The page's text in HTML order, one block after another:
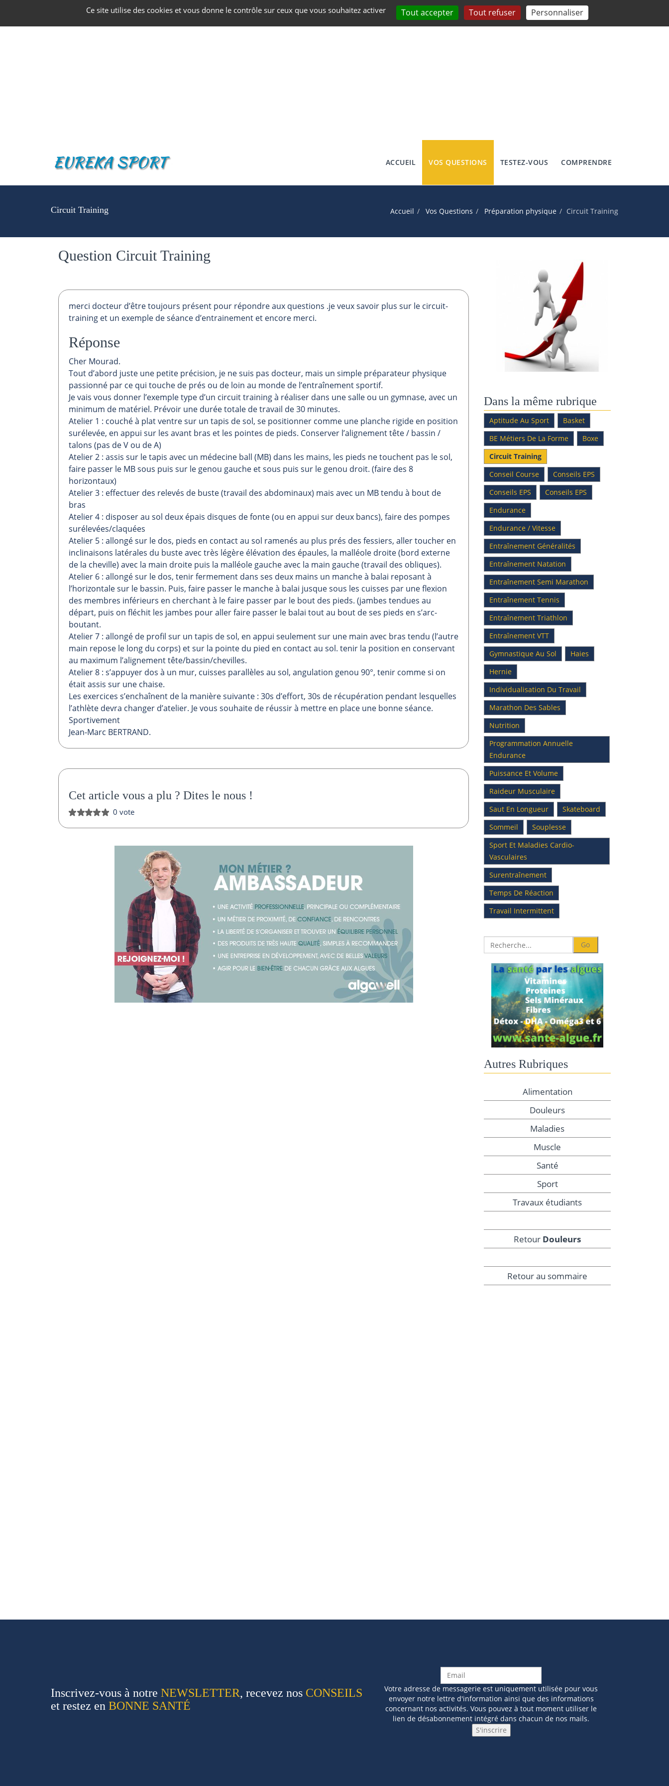
ACCUEIL VOS QUESTIONS TESTEZ-VOUS COMPRENDRE
Circuit Training Accueil Vos Questions Préparation physique Circuit Training
Question Circuit Training
merci docteur d’être toujours présent pour répondre aux questions .je veux savoir plus sur le circuit-
training et un exemple de séance d’entrainement et encore merci.
Réponse
Cher Mourad.
Tout d’abord juste une petite précision, je ne suis pas docteur, mais un simple préparateur physique
passionné par ce qui touche de prés ou de loin au monde de l’entraînement sportif.
Je vais vous donner l’exemple type d’un circuit training à réaliser dans une salle ou un gymnase, avec un
minimum de matériel. Prévoir une durée totale de travail de 30 minutes.
Atelier 1 : couché à plat ventre sur un tapis de sol, se positionner comme une planche rigide en position
surélevée, en appui sur les avant bras et les pointes de pieds. Conserver l’alignement tête / bassin /
talons (pas de V ou de A)
Atelier 2 : assis sur le tapis avec un médecine ball (MB) dans les mains, les pieds ne touchent pas le sol,
faire passer le MB sous puis sur le genou gauche et sous puis sur le genou droit. (faire des 8
horizontaux)
Atelier 3 : effectuer des relevés de buste (travail des abdominaux) mais avec un MB tendu à bout de
bras
Atelier 4 : disposer au sol deux épais disques de fonte (ou en appui sur deux bancs), faire des pompes
surélevées/claquées
Atelier 5 : allongé sur le dos, pieds en contact au sol ramenés au plus prés des fessiers, aller toucher en
inclinaisons latérales du buste avec très légère élévation des épaules, la malléole droite (bord externe
de la cheville) avec la main droite puis la malléole gauche avec la main gauche (travail des obliques).
Atelier 6 : allongé sur le dos, tenir fermement dans ses deux mains un manche à balai reposant à
l’horizontale sur le bassin. Puis, faire passer le manche à balai jusque sous les cuisses par une flexion
des membres inférieurs en cherchant à le faire passer par le bout des pieds. (jambes tendues au
départ, puis on fléchit les jambes pour aller faire passer le balai tout au bout de ses pieds en s’arc-
boutant.
Atelier 7 : allongé de profil sur un tapis de sol, en appui seulement sur une main avec bras tendu (l’autre
main repose le long du corps) et sur la pointe du pied en contact au sol. tenir la position en conservant
au maximum l’alignement tête/bassin/chevilles.
Atelier 8 : s’appuyer dos à un mur, cuisses parallèles au sol, angulation genou 90°, tenir comme si on
était assis sur une chaise.
Les exercices s’enchaînent de la manière suivante : 30s d’effort, 30s de récupération pendant lesquelles
l’athlète devra changer d’atelier. Je vous souhaite de réussir à mettre en place une bonne séance.
Sportivement
Jean-Marc BERTRAND.
Cet article vous a plu ? Dites le nous !
0 vote
Dans la même rubrique
Aptitude Au Sport
Basket
BE Métiers De La Forme
Boxe
Circuit Training
Conseil Course
Conseils EPS
Conseils EPS
Conseils EPS
Endurance
Endurance / Vitesse
Entraînement Généralités
Entraînement Natation
Entraînement Semi Marathon
Entraînement Tennis
Entraînement Triathlon
Entraînement VTT
Gymnastique Au Sol
Haies
Hernie
Individualisation Du Travail
Marathon Des Sables
Nutrition
Programmation Annuelle
Endurance
Puissance Et Volume
Raideur Musculaire
Saut En Longueur
Skateboard
Sommeil
Souplesse
Sport Et Maladies Cardio-
Vasculaires
Surentraînement
Temps De Réaction
Travail Intermittent
Autres Rubriques
Alimentation
Douleurs
Maladies
Muscle
Santé
Sport
Travaux étudiants
Retour Douleurs
Retour au sommaire
Inscrivez-vous à notre NEWSLETTER, recevez nos CONSEILS
et restez en BONNE SANTÉ
Votre adresse de messagerie est uniquement utilisée pour vous
envoyer notre lettre d'information ainsi que des informations
concernant nos activités. Vous pouvez à tout moment utiliser le
lien de désabonnement intégré dans chacun de nos mails.
Ce site utilise des cookies et vous donne le contrôle sur ceux que vous souhaitez activer Tout accepter Tout refuser Personnaliser